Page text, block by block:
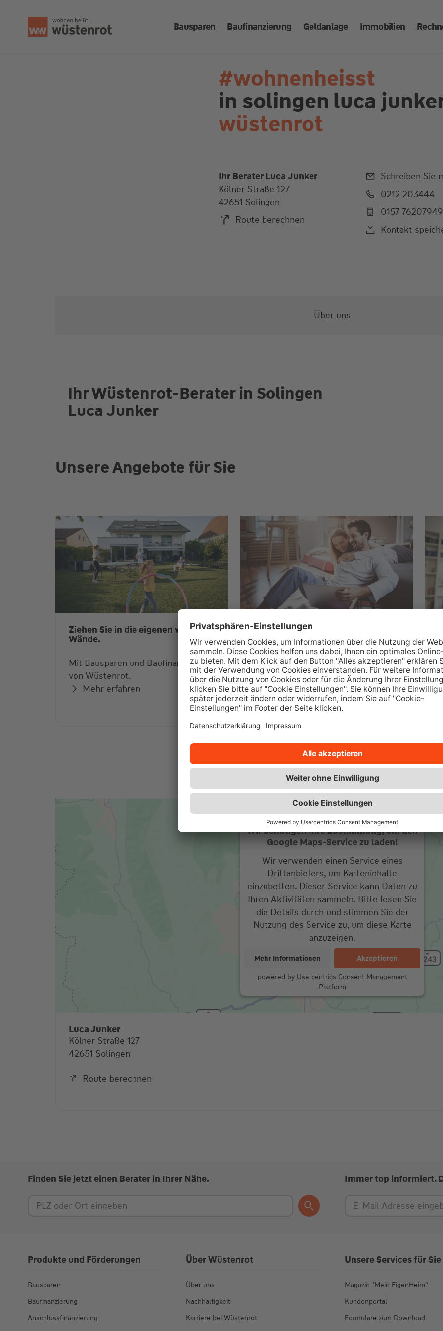
Bausparen Baufinanzierung Geldanlage Immobilien
#wohnenheisst
in solingen luca
wüstenrot
Ihr Berater Luca Junker
Kölner Straße 127
42651 Solingen
Route berechnen
Schreiben Sie
0212 203444
0157 76207949
Kontakt
Über uns
Ihr Wüstenrot-Berater in Solingen
Luca Junker
Unsere Angebote für Sie
Ziehen Sie in die eigenen vier
Wände.
Mit Bausparen und Baufinanzierung
von Wüstenrot.
Mehr erfahren
Wüstenrot Wohnwelt
Über 350.000 Immobilienangebote
sowie interessante Ratgeber und
Beiträge.
Zur Wüstenrot Wohnwelt
Wir benötigen Ihre Zustimmung, um den
Google Maps-Service zu laden!
Wir verwenden einen Service eines
Drittanbieters, um Karteninhalte
einzubetten. Dieser Service kann Daten zu
Ihren Aktivitäten sammeln. Bitte lesen Sie
die Details durch und stimmen Sie der
Nutzung des Service zu, um diese Karte
anzuzeigen.
Mehr Informationen Akzeptieren
powered by Usercentrics Consent Management
Platform
Luca Junker
Kölner Straße 127
42651 Solingen
Route berechnen
Finden Sie jetzt einen Berater in Ihrer Nähe. Immer top informiert.
Produkte und Förderungen
Bausparen
Baufinanzierung
Anschlussfinanzierung
Über Wüstenrot
Über uns
Nachhaltigkeit
Karriere bei Wüstenrot
Unsere Services für Sie
Magazin "Mein EigenHeim"
Kundenportal
Formulare zum Download